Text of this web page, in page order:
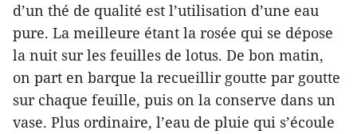
d’un thé de qualité est l’utilisation d’une eau
pure. La meilleure étant la rosée qui se dépose
la nuit sur les feuilles de lotus. De bon matin,
on part en barque la recueillir goutte par goutte
sur chaque feuille, puis on la conserve dans un
vase. Plus ordinaire, l’eau de pluie qui s’écoule